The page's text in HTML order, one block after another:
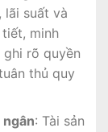
lãi suất và
minh
rõ quyền
thủ quy
: Tài sản